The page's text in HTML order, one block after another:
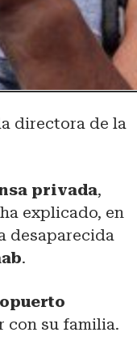
directora de la
privada,
explicado, en
desaparecida
.
con su familia.